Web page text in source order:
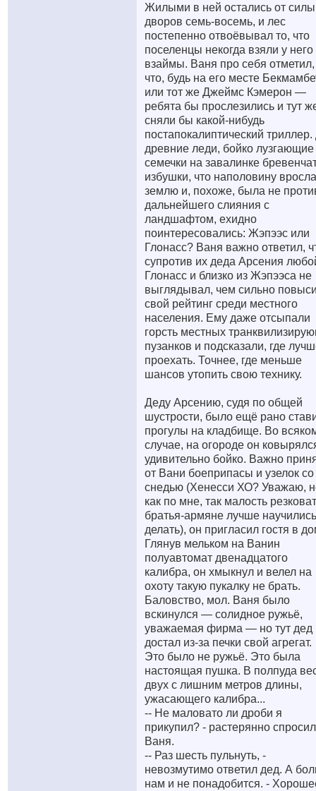
Жилыми в ней остались от силы
дворов семь-восемь, и лес
постепенно отвоёвывал то, что
поселенцы некогда взяли у него
взаймы. Ваня про себя отметил,
что, будь на его месте
или тот же Джеймс Кэмерон —
ребята бы прослезились и тут
сняли бы какой-нибудь
постапокалиптический
древние леди, бойко лузгающие
семечки на завалинке
избушки, что наполовину
землю и, похоже, была не
дальнейшего слияния с
ландшафтом, ехидно
поинтересовались: Жэпээс или
Глонасс? Ваня важно ответил,
супротив их деда Арсения
Глонасс и близко из Жэпээса не
выглядывал, чем сильно
свой рейтинг среди местного
населения. Ему даже отсыпали
горсть местных
пузанков и подсказали, где
проехать. Точнее, где меньше
шансов утопить свою технику.
Деду Арсению, судя по общей
шустрости, было ещё рано
прогулы на кладбище. Во
случае, на огороде он
удивительно бойко. Важно
от Вани боеприпасы и узелок со
снедью (Хенесси ХО? Уважаю,
как по мне, так малость
братья-армяне лучше научились
делать), он пригласил гостя в
Глянув мельком на Ванин
полуавтомат двенадцатого
калибра, он хмыкнул и велел на
охоту такую пукалку не брать.
Баловство, мол. Ваня было
вскинулся — солидное ружьё,
уважаемая фирма — но тут дед
достал из-за печки свой агрегат.
Это было не ружьё. Это была
настоящая пушка. В полпуда
двух с лишним метров длины,
ужасающего калибра...
-- Не маловато ли дроби я
прикупил? - растерянно спросил
Ваня.
-- Раз шесть пульнуть, -
невозмутимо ответил дед. А
нам и не понадобится. -